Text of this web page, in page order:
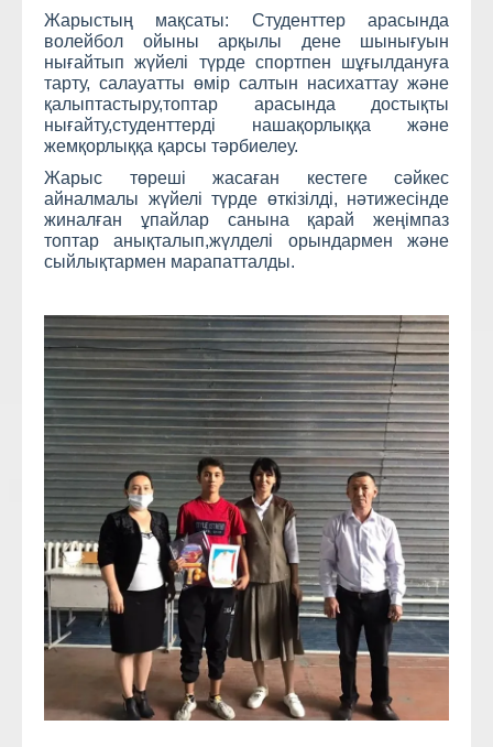
Жарыстың мақсаты: Студенттер арасында
волейбол ойыны арқылы дене шынығуын
нығайтып жүйелі түрде спортпен шұғылдануға
тарту, салауатты өмір салтын насихаттау және
қалыптастыру,топтар арасында достықты
нығайту,студенттерді нашақорлыққа және
жемқорлыққа қарсы тәрбиелеу.
Жарыс төреші жасаған кестеге сәйкес
айналмалы жүйелі түрде өткізілді, нәтижесінде
жиналған ұпайлар санына қарай жеңімпаз
топтар анықталып,жүлделі орындармен және
сыйлықтармен марапатталды.